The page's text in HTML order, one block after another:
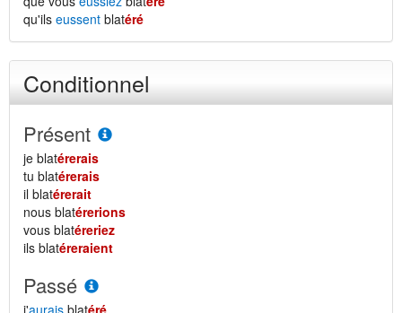
qu'ils eussent blatéré
Conditionnel
Présent
je blatérerais
tu blatérerais
il blatérerait
nous blatérerions
vous blatéreriez
ils blatéreraient
Passé
j'aurais blatéré